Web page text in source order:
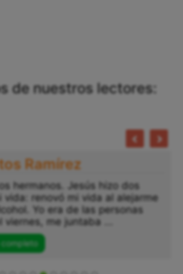
de nuestros lectores:
Ramírez
hermanos. Jesús hizo dos
vida: renovó mi vida al alejarme
Yo era de las personas
me juntaba ...